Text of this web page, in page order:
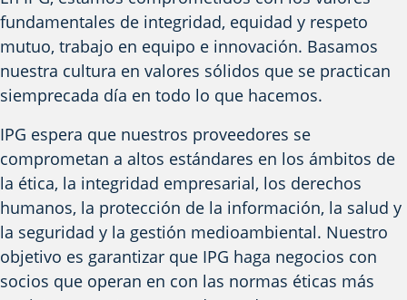
fundamentales de integridad, equidad y respeto
mutuo, trabajo en equipo e innovación. Basamos
nuestra cultura en valores sólidos que se practican
siemprecada día en todo lo que hacemos.
IPG espera que nuestros proveedores se
comprometan a altos estándares en los ámbitos de
la ética, la integridad empresarial, los derechos
humanos, la protección de la información, la salud y
la seguridad y la gestión medioambiental. Nuestro
objetivo es garantizar que IPG haga negocios con
socios que operan en con las normas éticas más